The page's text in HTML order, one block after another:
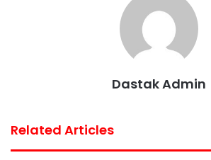
Dastak Admin
Related Articles